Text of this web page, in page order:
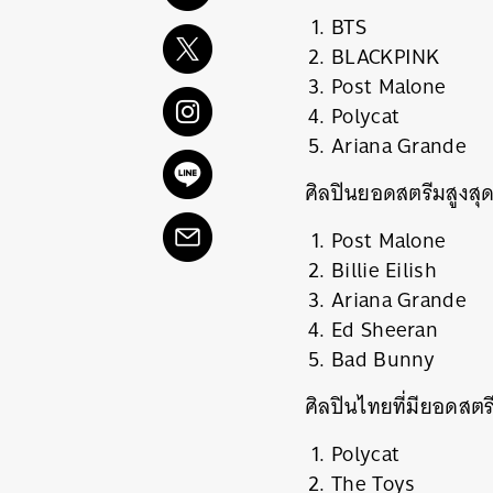
BTS
BLACKPINK
Post Malone
Polycat
Ariana Grande
ศิลปินยอดสตรีมสูงสุ
Post Malone
Billie Eilish
Ariana Grande
Ed Sheeran
Bad Bunny
ศิลปินไทยที่มียอดสต
Polycat
The Toys